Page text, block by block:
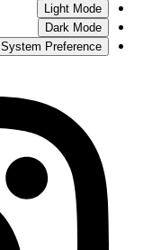
Light Mode
Dark Mode
System Preference